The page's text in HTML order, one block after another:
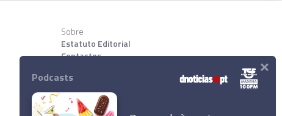
Sobre
Estatuto Editorial
Contactos
Download App
Podcasts ×